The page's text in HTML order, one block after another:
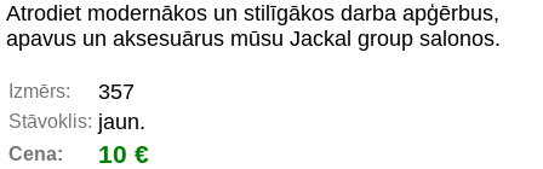
Atrodiet modernākos un stilīgākos darba apģērbus,
apavus un aksesuārus mūsu Jackal group salonos.
Izmērs: 357
Stāvoklis: jaun.
Cena: 10 €